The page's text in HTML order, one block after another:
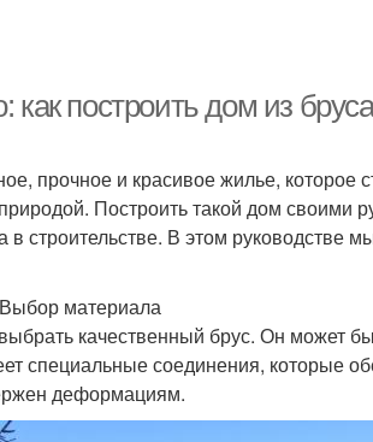
как построить дом из
прочное и красивое жилье,
Построить такой дом своими
строительстве. В этом руководстве
Выбор материала
качественный брус. Он может
специальные соединения, которые
деформациям.